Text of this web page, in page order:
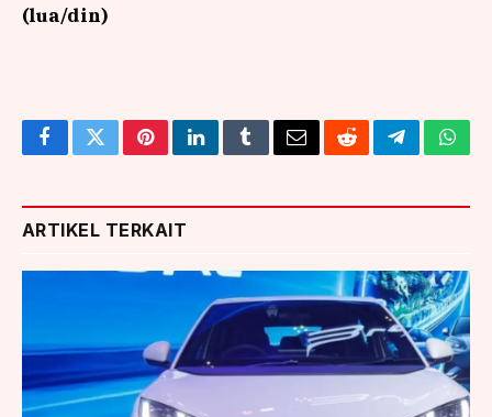
(lua/din)
FacebookTwitterPinterestLinkedInTumblrEmailRedditTelegram
ARTIKEL TERKAIT